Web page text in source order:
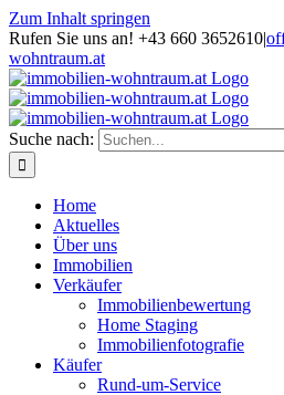
Zum Inhalt springen
Rufen Sie uns an! +43 660 3652610|
wohntraum.at
Suche nach:
Home
Aktuelles
Über uns
Immobilien
Verkäufer
Immobilienbewertung
Home Staging
Immobilienfotografie
Käufer
Rund-um-Service